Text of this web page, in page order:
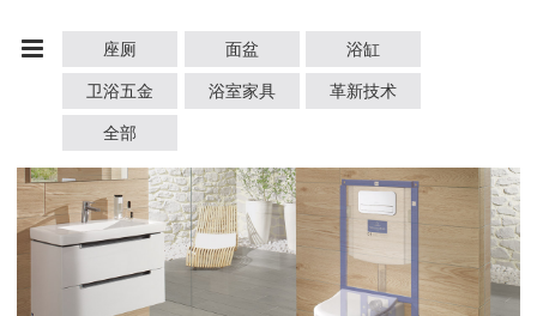
资料下载
会员俱乐部
会员注册/登录
座厕 面盆 浴缸
卫浴五金 浴室家具 革新技术
全部